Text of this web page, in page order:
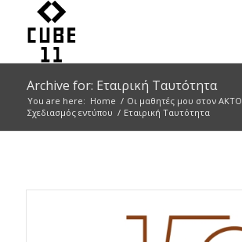
Archive for: Εταιρική Ταυτότητα
You are here: Home / Οι μαθητές μου στον ΑΚΤΟ
Σχεδιασμός εντύπου / Εταιρική Ταυτότητα